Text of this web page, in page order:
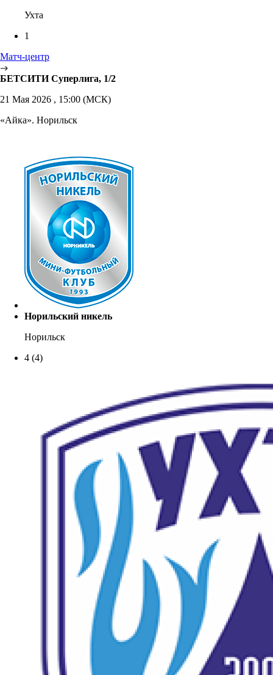
Ухта
1
Матч-центр
БЕТСИТИ Суперлига, 1/2
21 Мая 2026 , 15:00 (МСК)
«Айка». Норильск
Норильский никель
Норильск
4 (4)